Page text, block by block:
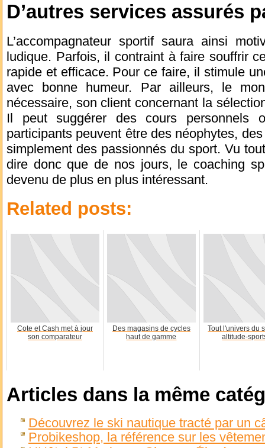
D’autres services assurés
L’accompagnateur sportif saura ainsi
ludique. Parfois, il contraint à faire souffrir
rapide et efficace. Pour ce faire, il stimule
avec bonne humeur. Par ailleurs, le
nécessaire, son client concernant la
Il peut suggérer des cours personnels
participants peuvent être des néophytes,
simplement des passionnés du sport. Vu
dire donc que de nos jours, le coaching
devenu de plus en plus intéressant.
Related posts:
Cote et Cash met à jour
son comparateur
Des magasins de cycles
haut de gamme
Tout l'univers du
altitude-
Articles dans la même
Découvrez le ski nautique tracté par un
Probikeshop, la référence sur les